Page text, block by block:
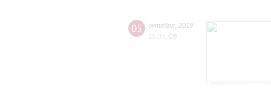
05 октября 2019
15:00 Сб